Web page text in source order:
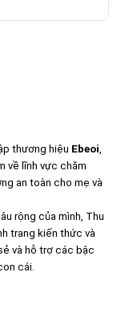
thương hiệu Ebeoi
về lĩnh vực chăm
an toàn cho mẹ và
rộng của mình, Thu
trang kiến thức và
và hỗ trợ các bậc
cái.